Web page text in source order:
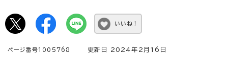
いいね！
ページ番号1005768 更新日 2024年2月16日